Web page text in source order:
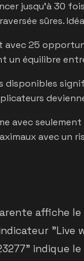
jusqu'à 30
sûres.
avec 25
équilibre
disponibles
avec
avec un
affiche le
indique